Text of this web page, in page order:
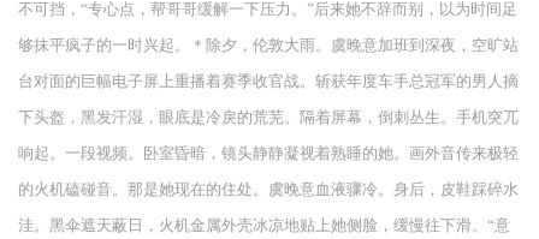
不可挡，“专心点，帮哥哥缓解一下压力。”后来她不辞而别，以为时间足
够抹平疯子的一时兴起。＊除夕，伦敦大雨。虞晚意加班到深夜，空旷站
台对面的巨幅电子屏上重播着赛季收官战。斩获年度车手总冠军的男人摘
下头盔，黑发汗湿，眼底是冷戾的荒芜。隔着屏幕，倒刺丛生。手机突兀
响起。一段视频。卧室昏暗，镜头静静凝视着熟睡的她。画外音传来极轻
的火机磕碰音。那是她现在的住处。虞晚意血液骤冷。身后，皮鞋踩碎水
洼。黑伞遮天蔽日，火机金属外壳冰凉地贴上她侧脸，缓慢往下滑。“意